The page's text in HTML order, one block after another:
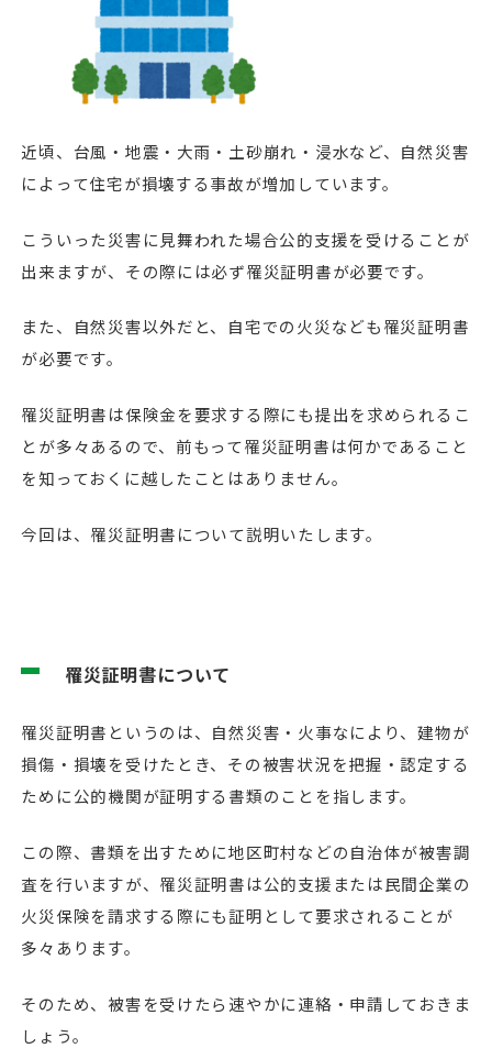
近頃、台風・地震・大雨・土砂崩れ・浸水など、自然災害
によって住宅が損壊する事故が増加しています。
こういった災害に見舞われた場合公的支援を受けることが
出来ますが、その際には必ず罹災証明書が必要です。
また、自然災害以外だと、自宅での火災なども罹災証明書
が必要です。
罹災証明書は保険金を要求する際にも提出を求められるこ
とが多々あるので、前もって罹災証明書は何かであること
を知っておくに越したことはありません。
今回は、罹災証明書について説明いたします。
罹災証明書について
罹災証明書というのは、自然災害・火事なにより、建物が
損傷・損壊を受けたとき、その被害状況を把握・認定する
ために公的機関が証明する書類のことを指します。
この際、書類を出すために地区町村などの自治体が被害調
査を行いますが、罹災証明書は公的支援または民間企業の
火災保険を請求する際にも証明として要求されることが
多々あります。
そのため、被害を受けたら速やかに連絡・申請しておきま
しょう。